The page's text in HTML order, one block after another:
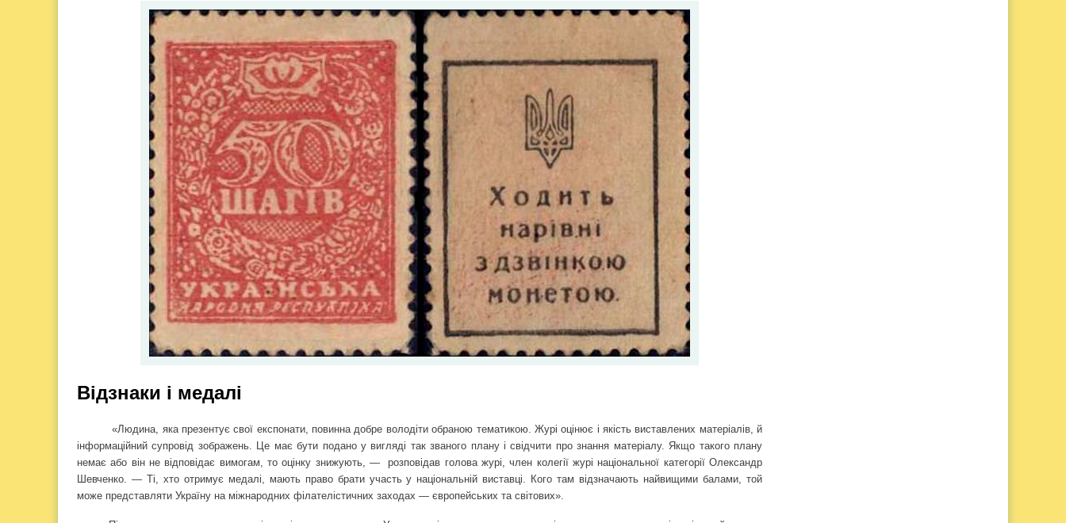
Відзнаки і медалі
«Людина, яка презентує свої експонати, повинна добре володіти обраною тематикою. Журі оцінює і якість виставлених матеріалів, й
інформаційний супровід зображень. Це має бути подано у вигляді так званого плану і свідчити про знання матеріалу. Якщо такого плану
немає або він не відповідає вимогам, то оцінку знижують, —
розповідав голова журі, член колегії журі національної категорії Олександр
Шевченко. — Ті, хто отримує медалі, мають право брати участь у національній виставці. Кого там відзначають найвищими балами, той
може представляти Україну на міжнародних філателістичних заходах — європейських та світових».